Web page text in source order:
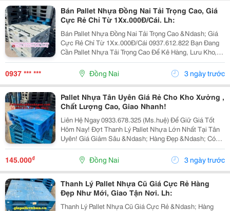
Bán Pallet Nhựa Đồng Nai Tải Trọng Cao, Giá
Cực Rẻ Chỉ Từ 1Xx.000Đ/Cái. Lh:
Bán Pallet Nhựa Đồng Nai Tải Trọng Cao &Ndash; Giá
Cực Rẻ Chỉ Từ 1Xx.000Đ/Cái 0937.612.822 Bạn Đang
Cần Pallet Nhựa Tải Trọng Cao Để Kê Hàng, Lưu Kho,
Xuất Khẩu Hoặc Vận Chuyển? Chúng Tôi Chuyên Cung
Cấp Pallet Nhựa Mới Và Pallet Nhựa Cũ Chất Lượng...
0937 *** *** Đồng Nai 3 ngày trước
Pallet Nhựa Tân Uyên Giá Rẻ Cho Kho Xưởng ,
Chất Lượng Cao, Giao Nhanh!
Liên Hệ Ngay 0933.678.325 (Ms.huệ) Để Giữ Giá Tốt
Hôm Nay! Đợt Thanh Lý Pallet Nhựa Lớn Nhất Tại Tân
Uyên! Giá Giảm Sâu &Ndash; Hàng Đẹp &Ndash; Có
Sẵn Kho &Ndash; Chốt Đơn Là Giao Ngay Tận Nơi! ✅
Ưu Đãi Chỉ Có Trong Đợt Xả Kho: Giá Rẻ Hơn...
145.000₫ Đồng Nai 3 ngày trước
Thanh Lý Pallet Nhựa Cũ Giá Cực Rẻ Hàng
Đẹp Như Mới, Giao Tận Nơi. Lh:
Thanh Lý Pallet Nhựa Cũ Giá Cực Rẻ &Ndash; Hàng